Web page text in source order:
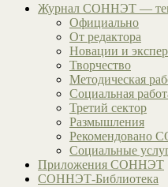
Журнал СОННЭТ —
Официально
От редактора
Новации и
Творчество
Методическая
Социальная
Третий сектор
Размышления
Рекомендовано
Социальные
Приложения СОННЭТ
СОННЭТ-Библиотека